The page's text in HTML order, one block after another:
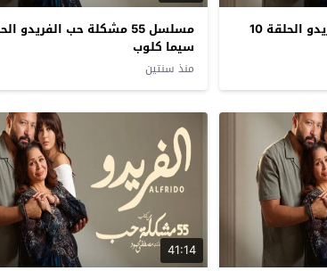
مسلسل 55 مشكلة حب الفريدو الحلقة 10
سيما كلوب
منذ سنتين
41:14